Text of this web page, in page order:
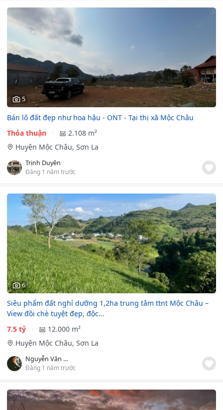
5
Bán lô đất đẹp như hoa hậu - ONT - Tại thị xã Mộc Châu
Thỏa thuận
2.108 m²
Huyện Mộc Châu, Sơn La
Trịnh Duyên
Đăng 1 năm trước
6
Siêu phẩm đất nghỉ dưỡng 1,2ha trung tâm ttnt Mộc Châu –
View đồi chè tuyệt đẹp, độc…
7.5 tỷ
12.000 m²
Huyện Mộc Châu, Sơn La
Nguyễn Văn An
Đăng 1 năm trước